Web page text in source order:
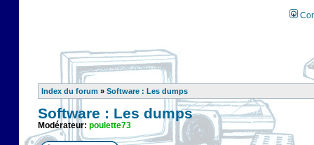
Index du forum » Software : Les dumps
Software : Les dumps
Modérateur: poulette73